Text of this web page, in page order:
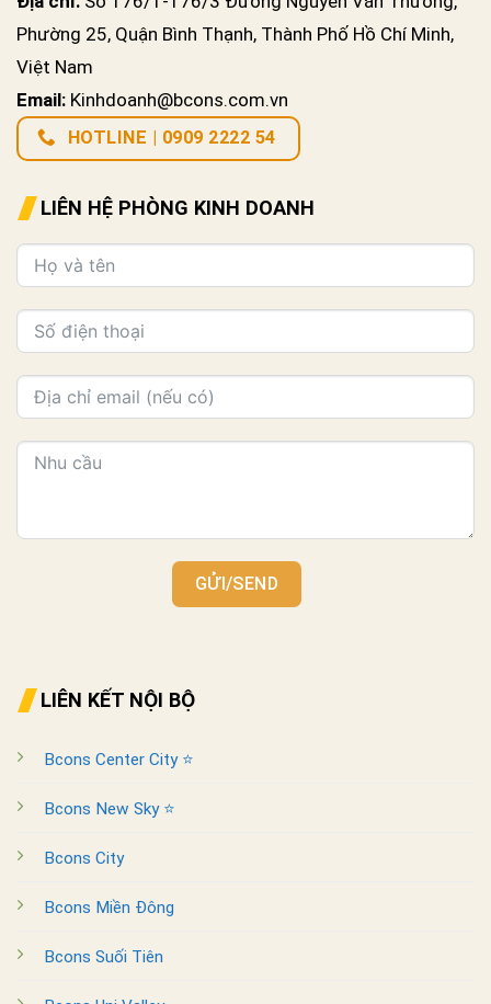
Phường 25, Quận Bình Thạnh, Thành Phố Hồ Chí Minh,
Việt Nam
Email: Kinhdoanh@bcons.com.vn
HOTLINE | 0909 2222 54
LIÊN HỆ PHÒNG KINH DOANH
GỬI/SEND
LIÊN KẾT NỘI BỘ
Bcons Center City ⭐
Bcons New Sky ⭐
Bcons City
Bcons Miền Đông
Bcons Suối Tiên